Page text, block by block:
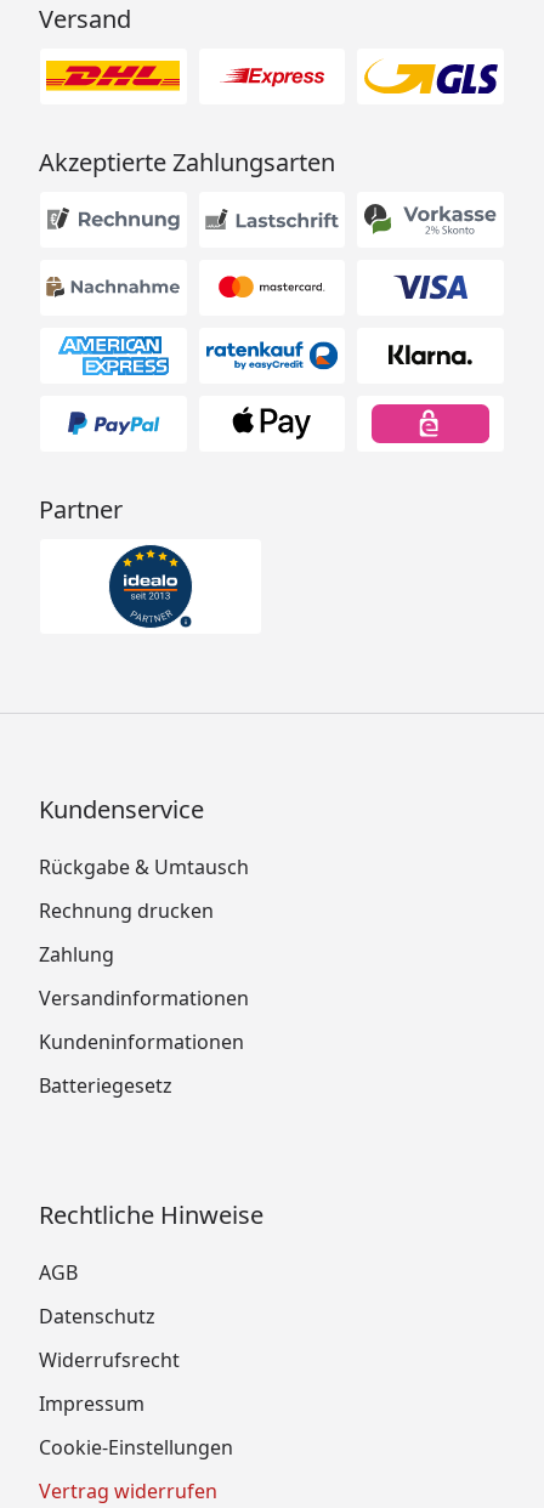
Versand
Akzeptierte Zahlungsarten
Partner
Kundenservice
Rückgabe & Umtausch
Rechnung drucken
Zahlung
Versandinformationen
Kundeninformationen
Batteriegesetz
Rechtliche Hinweise
AGB
Datenschutz
Widerrufsrecht
Impressum
Cookie-Einstellungen
Vertrag widerrufen